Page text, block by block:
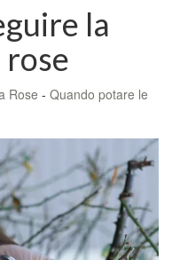
la
Rose - Quando potare le